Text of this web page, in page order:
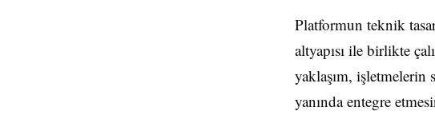
Platformun teknik
altyapısı ile birlikte
yaklaşım, işletmelerin
yanında entegre